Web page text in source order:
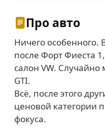
Про авто
Ничего
после Форт Фиеста
салон VW.
GTI.
Всё, после этого
ценовой категории
фокуса.